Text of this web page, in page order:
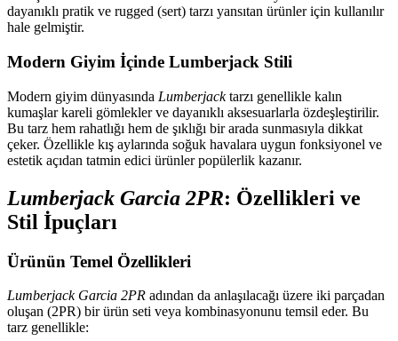
dayanıklı pratik ve rugged (sert) tarzı yansıtan ürünler için kullanılır
hale gelmiştir.
Modern Giyim İçinde Lumberjack Stili
Modern giyim dünyasında Lumberjacktarzı genellikle kalın
kumaşlar kareli gömlekler ve dayanıklı aksesuarlarla özdeşleştirilir.
Bu tarz hem rahatlığı hem de şıklığı bir arada sunmasıyla dikkat
çeker. Özellikle kış aylarında soğuk havalara uygun fonksiyonel ve
estetik açıdan tatmin edici ürünler popülerlik kazanır.
Lumberjack Garcia 2PR: Özellikleri ve
Stil İpuçları
Ürünün Temel Özellikleri
Lumberjack Garcia 2PR adından da anlaşılacağı üzere iki parçadan
oluşan (2PR) bir ürün seti veya kombinasyonunu temsil eder. Bu
tarz genellikle: